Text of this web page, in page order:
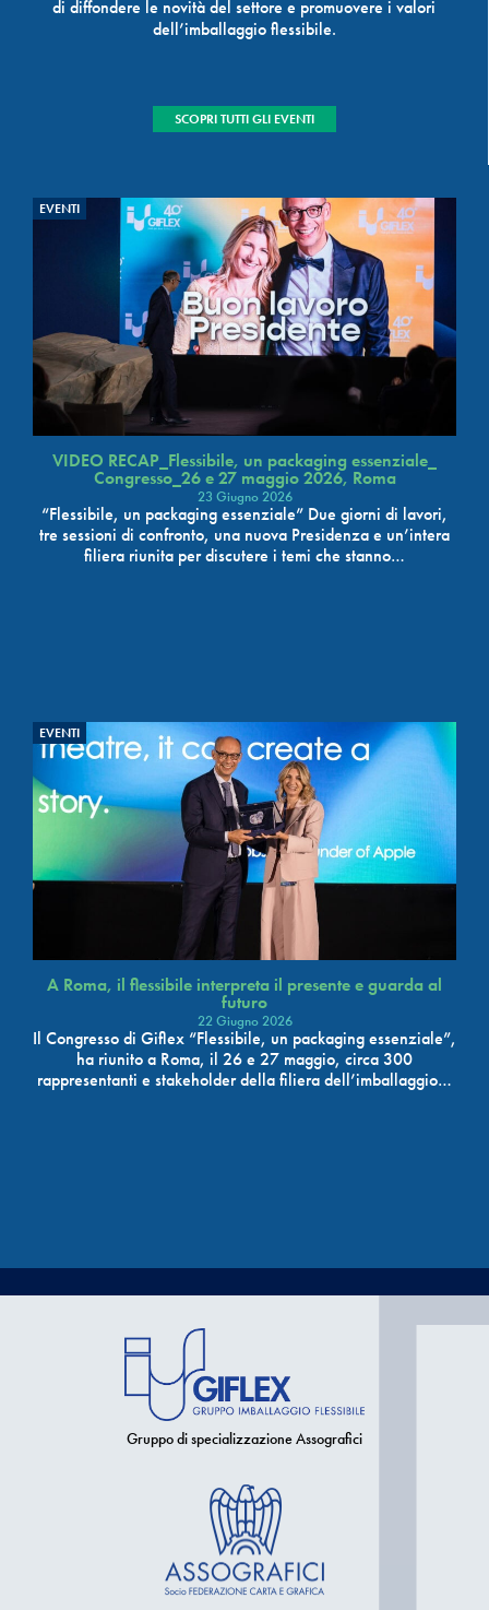
di diffondere le novità del settore e promuovere i valori
dell’imballaggio flessibile.
SCOPRI TUTTI GLI EVENTI
EVENTI
VIDEO RECAP_Flessibile, un packaging essenziale_
Congresso_26 e 27 maggio 2026, Roma
23 Giugno 2026
“Flessibile, un packaging essenziale” Due giorni di lavori,
tre sessioni di confronto, una nuova Presidenza e un’intera
filiera riunita per discutere i temi che stanno…
EVENTI
A Roma, il flessibile interpreta il presente e guarda al
futuro
22 Giugno 2026
Il Congresso di Giflex “Flessibile, un packaging essenziale”,
ha riunito a Roma, il 26 e 27 maggio, circa 300
rappresentanti e stakeholder della filiera dell’imballaggio…
Gruppo di specializzazione Assografici